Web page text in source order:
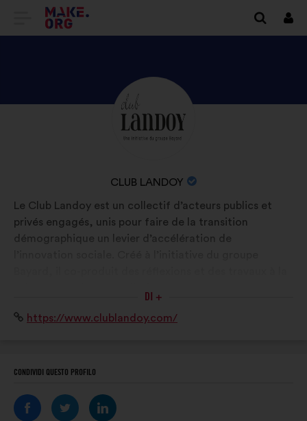
VAI
SCOPRI
IL
LANDOY
NOME
DELL'ORGANIZZAZIONE:
CLUB LANDOY
Biografia:
Le Club Landoy est un collectif d’acteurs publics et
privés engagés, unis pour faire de la transition
démographique un levier d’accélération de
DI +
Sitohttps://www.clublandoy.com/
CONDIVIDI QUESTO PROFILO